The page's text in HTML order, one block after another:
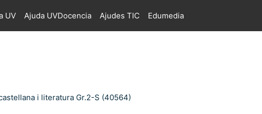
UV Ajuda UVDocencia Ajudes TIC Edumedia
i literatura Gr.2-S (40564)